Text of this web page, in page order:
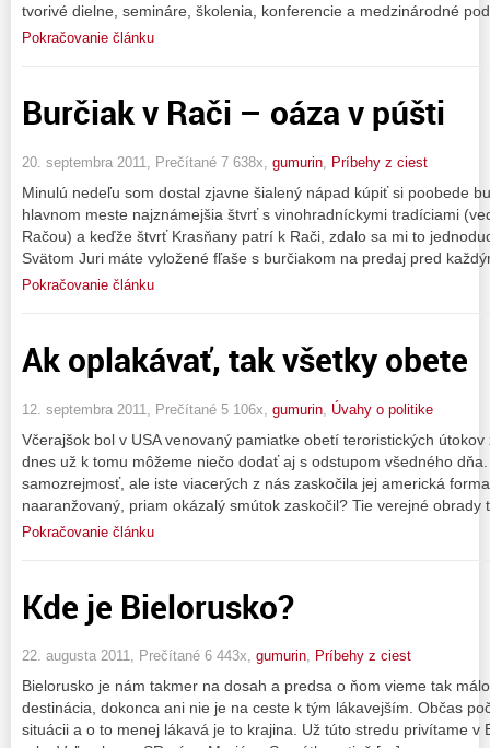
tvorivé dielne, semináre, školenia, konferencie a medzinárodné
Pokračovanie článku
Burčiak v Rači – oáza v púšti
20. septembra 2011, Prečítané 7 638x, gumurin Príbehy z ciest
Minulú nedeľu som dostal zjavne šialený nápad kúpiť si poobede
hlavnom meste najznámejšia štvrť s vinohradníckymi tradíciami
Račou) a keďže štvrť Krasňany patrí k Rači, zdalo sa mi to
Svätom Juri máte vyložené fľaše s burčiakom na predaj pred
Pokračovanie článku
Ak oplakávať, tak všetky obete
12. septembra 2011, Prečítané 5 106x, gumurin Úvahy o politike
Včerajšok bol v USA venovaný pamiatke obetí teroristických
dnes už k tomu môžeme niečo dodať aj s odstupom všedného
samozrejmosť, ale iste viacerých z nás zaskočila jej americká
naaranžovaný, priam okázalý smútok zaskočil? Tie verejné
Pokračovanie článku
Kde je Bielorusko?
22. augusta 2011, Prečítané 6 443x, gumurin, Príbehy z ciest
Bielorusko je nám takmer na dosah a predsa o ňom vieme tak
destinácia, dokonca ani nie je na ceste k tým lákavejším. Občas
situácii a o to menej lákavá je to krajina. Už túto stredu privítame v